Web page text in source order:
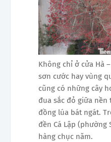
Không chỉ ở cửa Hà
sơn cước hay vùng
cũng có những cây
đua sắc đỏ giữa nền
đồng lúa bát ngát.
đền Cá Lập (phường
hàng chục năm.